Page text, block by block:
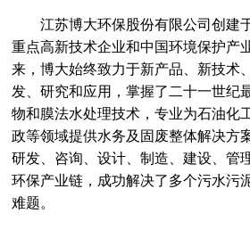
江苏博大环保股份有限公司创建
重点高新技术企业和中国环境保护产
来，博大始终致力于新产品、新技术
发、研究和应用，掌握了二十一世纪
物和膜法水处理技术，专业为石油化
政等领域提供水务及固废整体解决方
研发、咨询、设计、制造、建设、管
环保产业链，成功解决了多个污水污
难题。